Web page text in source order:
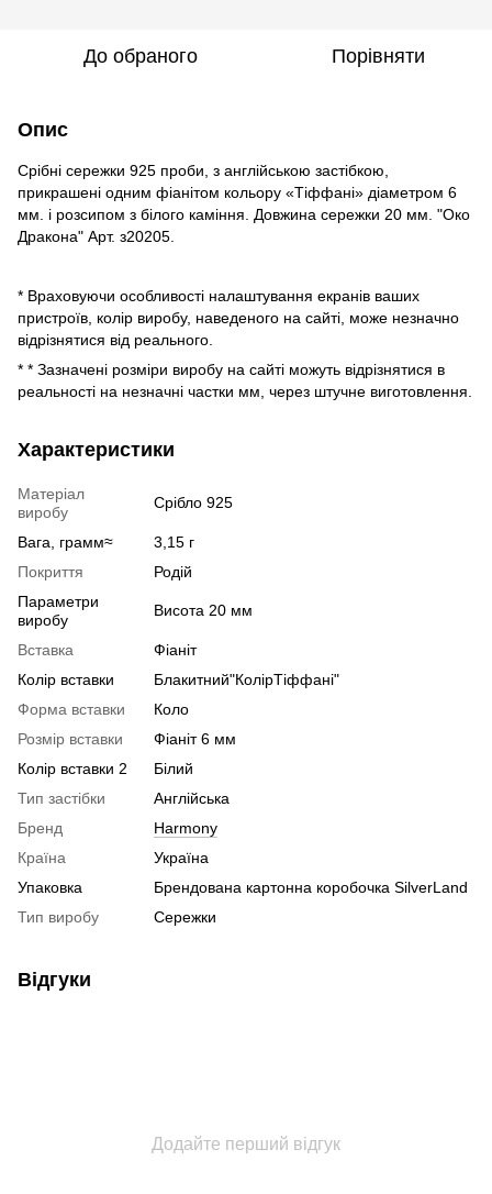
До обраного Порівняти
Опис
Срібні сережки 925 проби, з англійською застібкою,
прикрашені одним фіанітом кольору «Тіффані» діаметром 6
мм. і розсипом з білого каміння. Довжина сережки 20 мм. "Око
Дракона" Арт. з20205.
* Враховуючи особливості налаштування екранів ваших
пристроїв, колір виробу, наведеного на сайті, може незначно
відрізнятися від реального.
* * Зазначені розміри виробу на сайті можуть відрізнятися в
реальності на незначні частки мм, через штучне виготовлення.
Характеристики
Матеріал
виробу
Срібло 925
Вага, грамм≈
3,15 г
Покриття
Родій
Параметри
виробу
Висота 20 мм
Вставка
Фіаніт
Колір вставки
Блакитний"КолірТіффані"
Форма вставки
Коло
Розмір вставки
Фіаніт 6 мм
Колір вставки 2
Білий
Тип застібки
Англійська
Бренд
Harmony
Країна
Україна
Упаковка
Брендована картонна коробочка SilverLand
Тип виробу
Сережки
Відгуки
Додайте перший відгук